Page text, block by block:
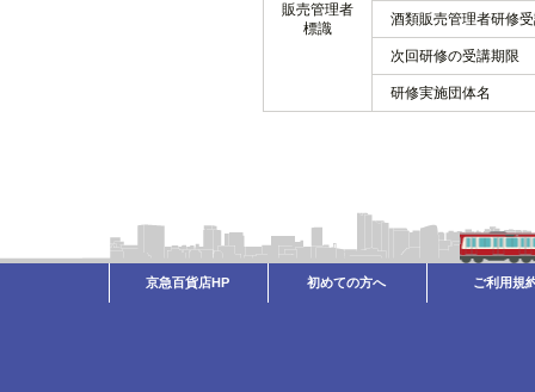
販売管理者
標識
酒類販売管理者研修
次回研修の受講期限
研修実施団体名
京急百貨店HP 初めての方へ ご利用規